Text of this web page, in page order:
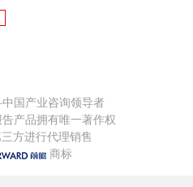
国产业咨询领导者
产品拥有唯一著作权
行代理销售
商标